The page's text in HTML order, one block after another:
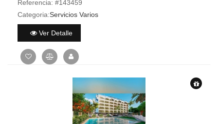
Referencia: #143459
Categoria:Servicios Varios
Ver Detalle